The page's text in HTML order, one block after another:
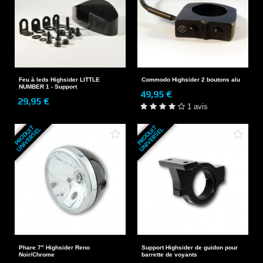
Feu à leds Highsider LITTLE
NUMBER 1 - Support
29,95 €
Commodo Highsider 2 boutons alu
49,95 €
1 avis
P
R
O
D
U
I
T
U
N
I
V
E
R
S
E
L
Phare 7" Highsider Reno
Noir/Chrome
P
R
O
D
U
I
T
U
N
I
V
E
R
S
E
L
Support Highsider de guidon pour
barrette de voyants